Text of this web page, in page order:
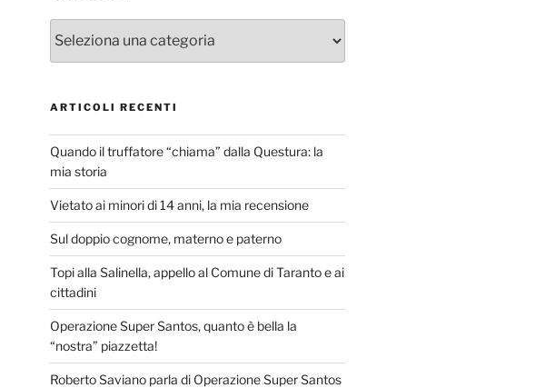
ARTICOLI RECENTI
Quando il truffatore “chiama” dalla Questura: la
mia storia
Vietato ai minori di 14 anni, la mia recensione
Sul doppio cognome, materno e paterno
Topi alla Salinella, appello al Comune di Taranto e ai
cittadini
Operazione Super Santos, quanto è bella la
“nostra” piazzetta!
Roberto Saviano parla di Operazione Super Santos